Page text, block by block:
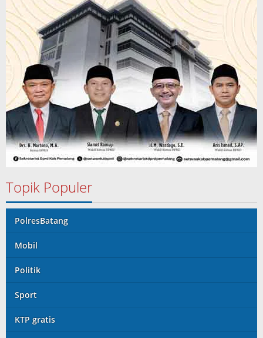
Topik Populer
PolresBatang
Mobil
Politik
Sport
KTP gratis